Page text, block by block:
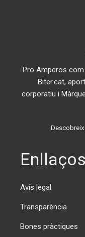
Pro Amperos
Biter.cat,
corporatiu i
Avís legal
Transparència
Bones pràctiques